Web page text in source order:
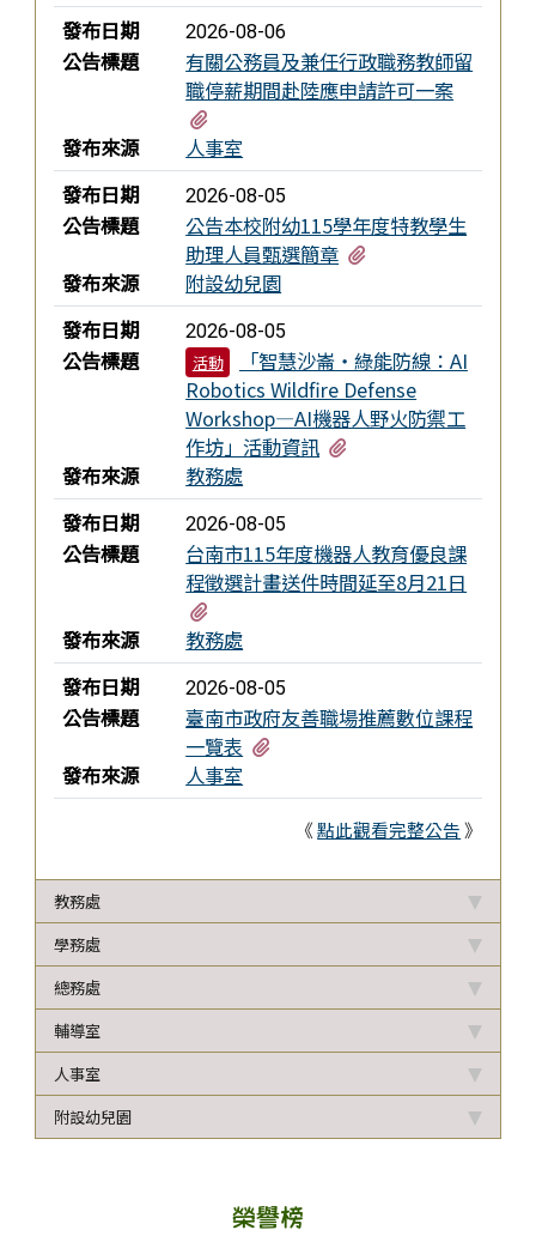
發布日期
2026-08-06
公告標題
有關公務員及兼任行政職務教師留
職停薪期間赴陸應申請許可一案
發布來源
人事室
發布日期
2026-08-05
公告標題
公告本校附幼115學年度特教學生
助理人員甄選簡章
發布來源
附設幼兒園
發布日期
2026-08-05
公告標題 活動
「智慧沙崙・綠能防線：AI
Robotics Wildfire Defense
Workshop—AI機器人野火防禦工
作坊」活動資訊
發布來源
教務處
發布日期
2026-08-05
公告標題
台南市115年度機器人教育優良課
程徵選計畫送件時間延至8月21日
發布來源
教務處
發布日期
2026-08-05
公告標題
臺南市政府友善職場推薦數位課程
一覽表
發布來源
人事室
《點此觀看完整公告》
教務處
學務處
總務處
輔導室
人事室
附設幼兒園
榮譽榜